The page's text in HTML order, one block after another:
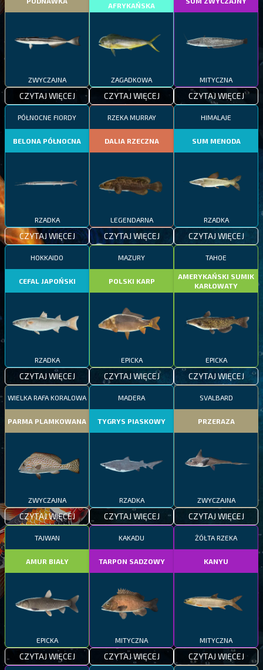
ZWYCZAJNA
CZYTAJ WIĘCEJ
AFRYKAŃSKA
ZAGADKOWA
CZYTAJ WIĘCEJ
MITYCZNA
CZYTAJ WIĘCEJ
PÓŁNOCNE FIORDY
BELONA PÓŁNOCNA
RZADKA
CZYTAJ WIĘCEJ
RZEKA MURRAY
DALIA RZECZNA
LEGENDARNA
CZYTAJ WIĘCEJ
HIMALAJE
SUM MENODA
RZADKA
CZYTAJ WIĘCEJ
HOKKAIDO
CEFAL JAPOŃSKI
RZADKA
CZYTAJ WIĘCEJ
MAZURY
POLSKI KARP
EPICKA
CZYTAJ WIĘCEJ
TAHOE
AMERYKAŃSKI SUMIK
KARŁOWATY
EPICKA
CZYTAJ WIĘCEJ
WIELKA RAFA KORALOWA
PARMA PLAMKOWANA
ZWYCZAJNA
CZYTAJ WIĘCEJ
MADERA
TYGRYS PIASKOWY
RZADKA
CZYTAJ WIĘCEJ
SVALBARD
PRZERAZA
ZWYCZAJNA
CZYTAJ WIĘCEJ
TAJWAN
AMUR BIAŁY
EPICKA
CZYTAJ WIĘCEJ
KAKADU
TARPON SADZOWY
MITYCZNA
CZYTAJ WIĘCEJ
ŻÓŁTA RZEKA
KANYU
MITYCZNA
CZYTAJ WIĘCEJ